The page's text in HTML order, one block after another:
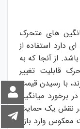
های متحرک
دارد استفاده از
از آنجا که به
قابلیت تغییر
با رسیدن قیمت
برخورد میانگین
نقش یک حمایت
وارد بازار